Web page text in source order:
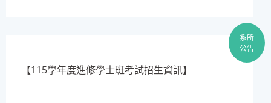
系所
公告
【115學年度進修學士班考試招生資訊】